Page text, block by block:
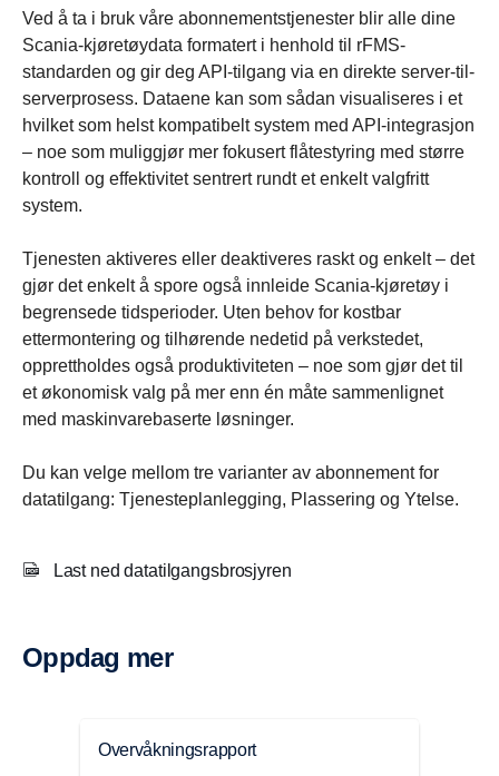
Ved å ta i bruk våre abonnementstjenester blir alle dine
Scania-kjøretøydata formatert i henhold til rFMS-
standarden og gir deg API-tilgang via en direkte server-til-
serverprosess. Dataene kan som sådan visualiseres i et
hvilket som helst kompatibelt system med API-integrasjon
– noe som muliggjør mer fokusert flåtestyring med større
kontroll og effektivitet sentrert rundt et enkelt valgfritt
system.
Tjenesten aktiveres eller deaktiveres raskt og enkelt – det
gjør det enkelt å spore også innleide Scania-kjøretøy i
begrensede tidsperioder. Uten behov for kostbar
ettermontering og tilhørende nedetid på verkstedet,
opprettholdes også produktiviteten – noe som gjør det til
et økonomisk valg på mer enn én måte sammenlignet
med maskinvarebaserte løsninger.
Du kan velge mellom tre varianter av abonnement for
datatilgang: Tjenesteplanlegging, Plassering og Ytelse.
Last ned datatilgangsbrosjyren
Oppdag mer
Overvåkningsrapport